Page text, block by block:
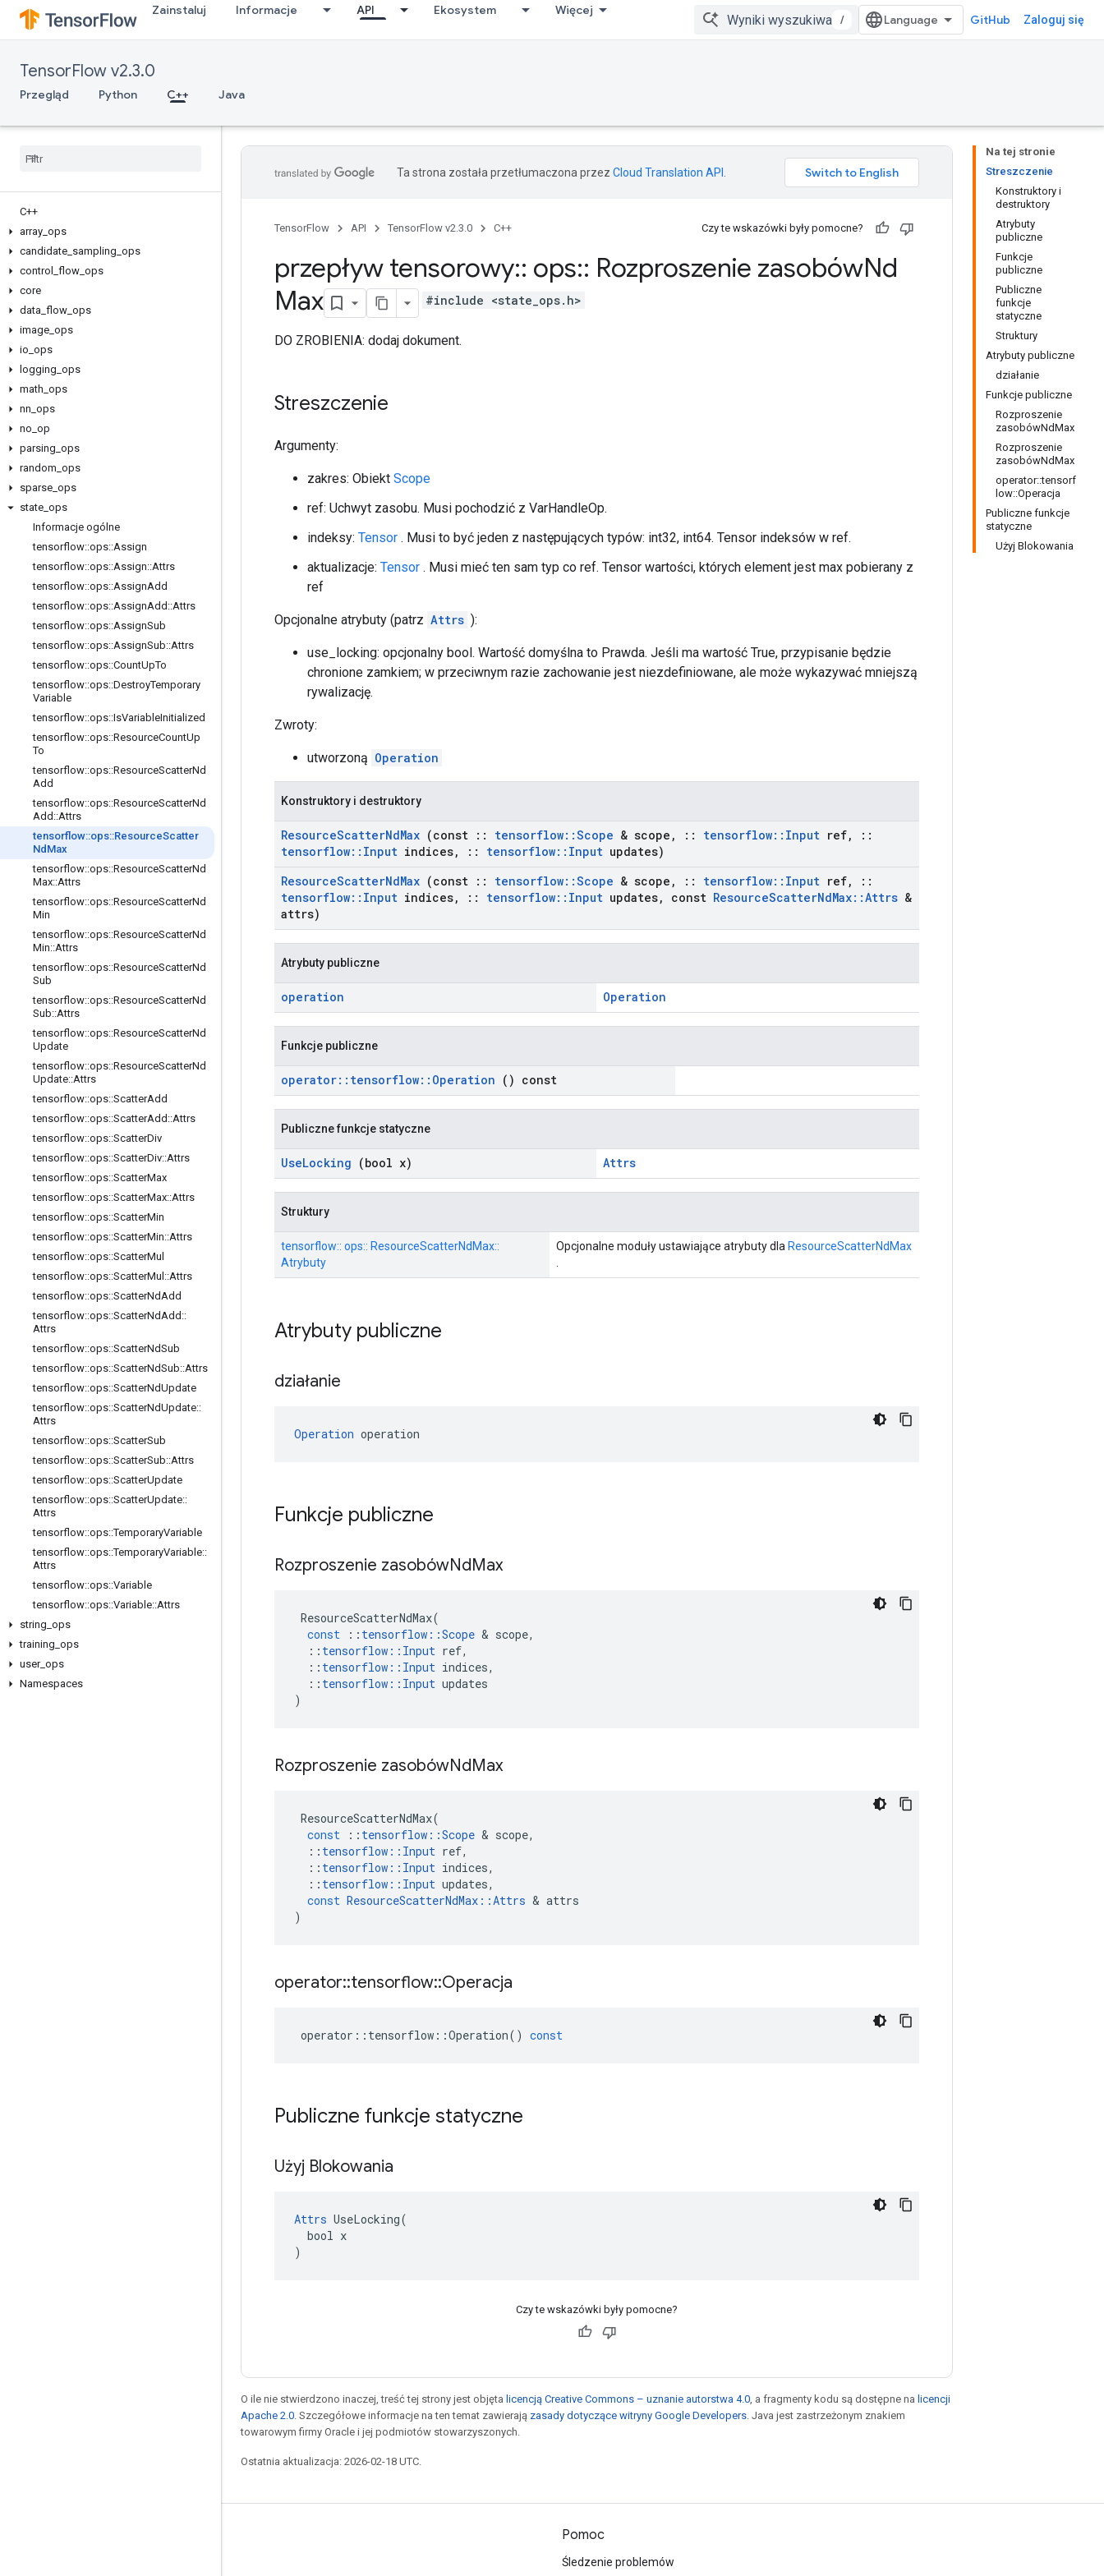
Zainstaluj Informacje API Ekosystem Więcej
/ GitHub Zaloguj się
TensorFlow v2.3.0
Przegląd Python C++ Java
C++
array ops
candidate sampling ops
control
flow ops
core
data flow ops
image ops
io ops
logging ops
math ops
nn ops
no op
parsing ops
random ops
sparse ops
state ops
Informacje ogólne
tensorflow::ops::Assign
tensorflow::ops::Assign::Attrs
tensorflow::ops::AssignAdd
tensorflow::ops::AssignAdd ::Attrs
tensorflow::ops::AssignSub
tensorflow::ops::AssignSub::Attrs
tensorflow::ops::CountUpTo
tensorflow::ops::DestroyTemporary
Variable
tensorflow::ops::IsVariableInitialized
tensorflow::ops::ResourceCountUp
To
tensorflow::ops::ResourceScatterNd
Add
tensorflow::ops::ResourceScatterNd
Add ::Attrs
tensorflow::ops::ResourceScatter
Nd Max
tensorflow::ops::ResourceScatterNd
Max::Attrs
tensorflow::ops::ResourceScatterNd
Min
tensorflow::ops::ResourceScatterNd
Min::Attrs
tensorflow::ops::ResourceScatterNd
Sub
tensorflow::ops::ResourceScatterNd
Sub::Attrs
tensorflow::ops::ResourceScatterNd
Update
tensorflow::ops::ResourceScatterNd
Update::Attrs
tensorflow::ops::ScatterAdd
tensorflow::ops::ScatterAdd ::Attrs
tensorflow::ops::ScatterDiv
tensorflow::ops::ScatterDiv::Attrs
tensorflow::ops::ScatterMax
tensorflow::ops::ScatterMax::Attrs
tensorflow::ops::ScatterMin
tensorflow::ops::ScatterMin::Attrs
tensorflow::ops::ScatterMul
tensorflow::ops::ScatterMul ::Attrs
tensorflow::ops::ScatterNdAdd
tensorflow::ops::ScatterNdAdd ::
Attrs
tensorflow::ops::ScatterNdSub
tensorflow::ops::ScatterNdSub::Attrs
tensorflow::ops::ScatterNdUpdate
tensorflow::ops::ScatterNdUpdate::
Attrs
tensorflow::ops::ScatterSub
tensorflow::ops::ScatterSub::Attrs
tensorflow::ops::ScatterUpdate
tensorflow::ops::ScatterUpdate::
Attrs
tensorflow::ops::TemporaryVariable
tensorflow::ops::TemporaryVariable::
Attrs
tensorflow::ops::Variable
tensorflow::ops::Variable::Attrs
string ops
training ops
user_ ops
Namespaces
Na tej stronie
Streszczenie
Konstruktory i
destruktory
Atrybuty
publiczne
Funkcje
publiczne
Publiczne
funkcje
statyczne
Struktury
Atrybuty publiczne
działanie
Funkcje publiczne
Rozproszenie
zasobówNdMax
Rozproszenie
zasobówNdMax
operator::tensorf
low::Operacja
Publiczne funkcje
statyczne
Użyj Blokowania
Ta strona została przetłumaczona przez Cloud Translation API
TensorFlow API TensorFlow v2.3.0 C++ Czy te wskazówki były pomocne?
przepływ tensorowy:: ops:: Rozproszenie zasobówNd
Max
#include <state_ops.h>
DO ZROBIENIA: dodaj dokument.
Streszczenie
Argumenty:
zakres: Obiekt Scope
ref: Uchwyt zasobu. Musi pochodzić z VarHandleOp.
indeksy: Tensor . Musi to być jeden z następujących typów: int32, int64. Tensor indeksów w ref.
aktualizacje: Tensor . Musi mieć ten sam typ co ref. Tensor wartości, których element jest max pobierany z
ref
Opcjonalne atrybuty (patrz Attrs ):
use_locking: opcjonalny bool. Wartość domyślna to Prawda. Jeśli ma wartość True, przypisanie będzie
chronione zamkiem; w przeciwnym razie zachowanie jest niezdefiniowane, ale może wykazywać mniejszą
rywalizację.
Zwroty:
utworzoną Operation
Konstruktory i destruktory
ResourceScatterNdMax (const :: tensorflow::Scope & scope , :: tensorflow:: Input ref,
::
tensorflow:: Input indices, :: tensorflow:: Input updates)
ResourceScatterNdMax (const :: tensorflow::Scope & scope , :: tensorflow:: Input ref,
::
tensorflow:: Input indices, :: tensorflow:: Input updates, const ResourceScatterNdMax::Attrs &
attrs)
Atrybuty publiczne
operation Operation
Funkcje publiczne
operator:: tensorflow:: Operation () const
Publiczne funkcje statyczne
UseLocking (bool x) Attrs
Struktury
tensorflow:: ops:: ResourceScatterNdMax::
Atrybuty
Opcjonalne moduły ustawiające atrybuty dla ResourceScatterNdMax
Atrybuty publiczne
działanie
Operation operation
Funkcje publiczne
Rozproszenie zasobówNdMax
ResourceScatterNdMax(
const
:: tensorflow ::Scope & scope,
:: tensorflow :: Input ref,
:: tensorflow :: Input indices,
:: tensorflow :: Input updates
)
Rozproszenie zasobówNdMax
ResourceScatterNdMax(
const
:: tensorflow ::Scope & scope,
:: tensorflow :: Input ref,
:: tensorflow :: Input indices,
:: tensorflow :: Input updates,
const ResourceScatterNdMax ::Attrs & attrs
)
operator::tensorflow::Operacja
operator :: tensorflow ::Operation() const
Publiczne funkcje statyczne
Użyj Blokowania
Attrs UseLocking(
  bool x
)
Czy te wskazówki były pomocne?
O ile nie stwierdzono inaczej, treść tej strony jest objęta licencją Creative Commons – uznanie autorstwa 4.0 , a fragmenty kodu są dostępne na licencji
Apache 2.0 . Szczegółowe informacje na ten temat zawierają zasady dotyczące witryny Google Developers . Java jest zastrzeżonym znakiem
towarowym firmy Oracle i jej podmiotów stowarzyszonych.
Ostatnia aktualizacja: 2026-02-18 UTC.
Pomoc
Śledzenie problemów